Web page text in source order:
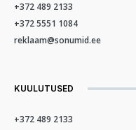
+372 489 2133
+372 5551 1084
reklaam@sonumid.ee
KUULUTUSED
+372 489 2133